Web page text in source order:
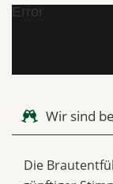
Error
Wir sind
Die